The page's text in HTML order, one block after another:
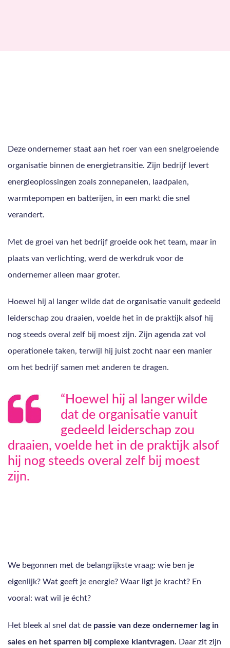
Deze ondernemer staat aan het roer van een snelgroeiende
organisatie binnen de energietransitie. Zijn bedrijf levert
energieoplossingen zoals zonnepanelen, laadpalen,
warmtepompen en batterijen, in een markt die snel
verandert.
Met de groei van het bedrijf groeide ook het team, maar in
plaats van verlichting, werd de werkdruk voor de
ondernemer alleen maar groter.
Hoewel hij al langer wilde dat de organisatie vanuit gedeeld
leiderschap zou draaien, voelde het in de praktijk alsof hij
nog steeds overal zelf bij moest zijn. Zijn agenda zat vol
operationele taken, terwijl hij juist zocht naar een manier
om het bedrijf samen met anderen te dragen.
“Hoewel hij al langer wilde
dat de organisatie vanuit
gedeeld leiderschap zou
draaien, voelde het in de praktijk alsof
hij nog steeds overal zelf bij moest
zijn.
We begonnen met de belangrijkste vraag: wie ben je
eigenlijk? Wat geeft je energie? Waar ligt je kracht? En
vooral: wat wil je écht?
Het bleek al snel dat de passie van deze ondernemer lag in
sales en het sparren bij complexe klantvragen. Daar zit zijn